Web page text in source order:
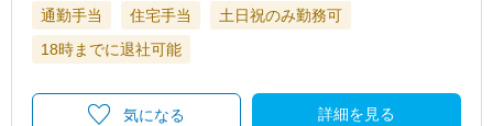
通勤手当
住宅手当
土日祝のみ勤務可
18時までに退社可能
詳細を見る
気になる